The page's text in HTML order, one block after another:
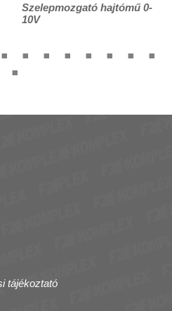
Szelepmozgató hajtómű 0-
10V
tájékoztató